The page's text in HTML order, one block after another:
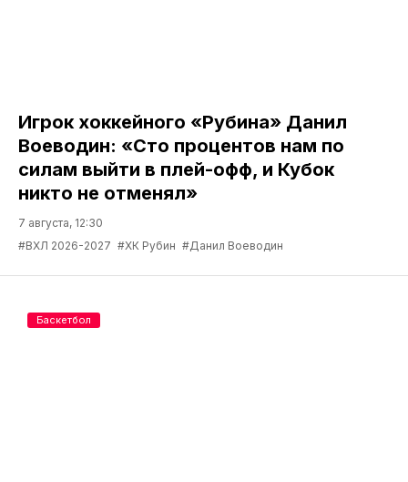
Игрок хоккейного «Рубина» Данил
Воеводин: «Сто процентов нам по
силам выйти в плей-офф, и Кубок
никто не отменял»
7 августа, 12:30
#ВХЛ 2026-2027 #ХК Рубин #Данил Воеводин
Баскетбол